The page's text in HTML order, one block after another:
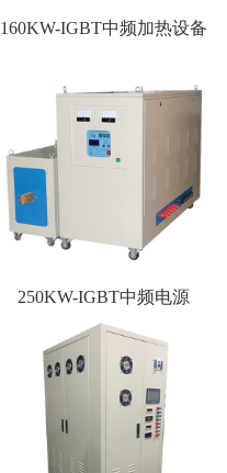
160KW-IGBT中频加热设备
250KW-IGBT中频电源